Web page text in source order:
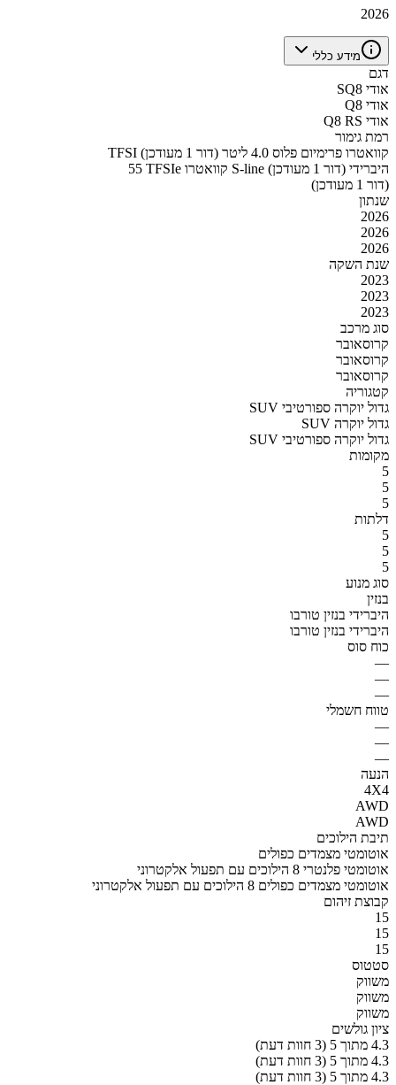
2026
מידע כללי
דגם
אודי SQ8
אודי Q8
אודי Q8 RS
רמת גימור
TFSI קוואטרו פרימיום פלוס 4.0 ליטר (דור 1 מעודכן)
55 TFSIe קוואטרו S-line היברידי (דור 1 מעודכן)
(דור 1 מעודכן)
שנתון
2026
2026
2026
שנת השקה
2023
2023
2023
סוג מרכב
קרוסאובר
קרוסאובר
קרוסאובר
קטגוריה
SUV גדול יוקרה ספורטיבי
SUV גדול יוקרה
SUV גדול יוקרה ספורטיבי
מקומות
5
5
5
דלתות
5
5
5
סוג מנוע
בנזין
היברידי בנזין טורבו
היברידי בנזין טורבו
כוח סוס
—
—
—
טווח חשמלי
—
—
—
הנעה
4X4
AWD
AWD
תיבת הילוכים
אוטומטי מצמדים כפולים
אוטומטי פלנטרי 8 הילוכים עם תפעול אלקטרוני
אוטומטי מצמדים כפולים 8 הילוכים עם תפעול אלקטרוני
קבוצת זיהום
15
15
15
סטטוס
משווק
משווק
משווק
ציון גולשים
4.3 מתוך 5 (3 חוות דעת)
4.3 מתוך 5 (3 חוות דעת)
4.3 מתוך 5 (3 חוות דעת)